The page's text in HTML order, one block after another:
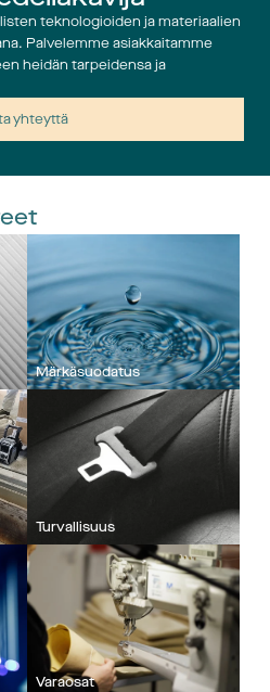
teknologioiden ja materiaalien
Palvelemme asiakkaitamme
heidän tarpeidensa ja
yhteyttä
Märkäsuodatus
Turvallisuus
Varaosat